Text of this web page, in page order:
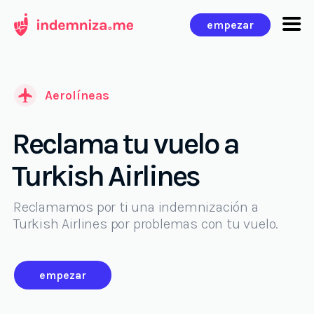
empezar
Aerolíneas
Reclama tu vuelo a
Turkish Airlines
Reclamamos por ti una indemnización a
Turkish Airlines por problemas con tu vuelo.
empezar